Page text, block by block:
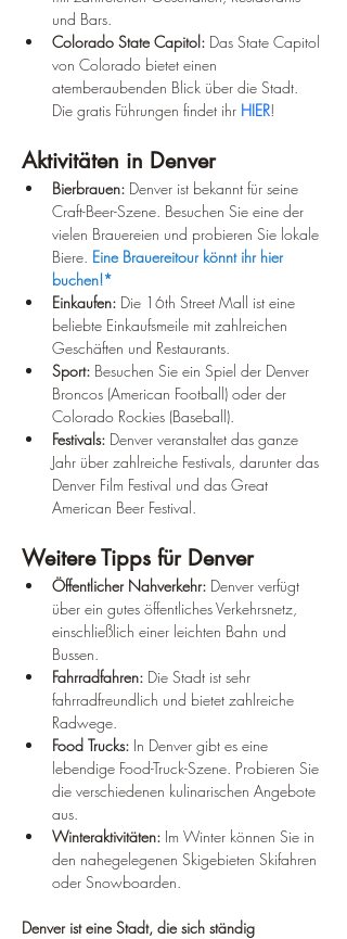
und Bars.
Colorado State Capitol: Das State Capitol
von Colorado bietet einen
atemberaubenden Blick über die Stadt.
Die gratis Führungen findet ihr HIER!
Aktivitäten in Denver
Bierbrauen: Denver ist bekannt für seine
Craft-Beer-Szene. Besuchen Sie eine der
vielen Brauereien und probieren Sie lokale
Biere. Eine Brauereitour könnt ihr hier
buchen!*
Einkaufen: Die 16th Street Mall ist eine
beliebte Einkaufsmeile mit zahlreichen
Geschäften und Restaurants.
Sport: Besuchen Sie ein Spiel der Denver
Broncos (American Football) oder der
Colorado Rockies (Baseball).
Festivals: Denver veranstaltet das ganze
Jahr über zahlreiche Festivals, darunter das
Denver Film Festival und das Great
American Beer Festival.
Weitere Tipps für Denver
Öffentlicher Nahverkehr: Denver verfügt
über ein gutes öffentliches Verkehrsnetz,
einschließlich einer leichten Bahn und
Bussen.
Fahrradfahren: Die Stadt ist sehr
fahrradfreundlich und bietet zahlreiche
Radwege.
Food Trucks: In Denver gibt es eine
lebendige Food-Truck-Szene. Probieren Sie
die verschiedenen kulinarischen Angebote
aus.
Winteraktivitäten: Im Winter können Sie in
den nahegelegenen Skigebieten Skifahren
oder Snowboarden.
Denver ist eine Stadt, die sich ständig